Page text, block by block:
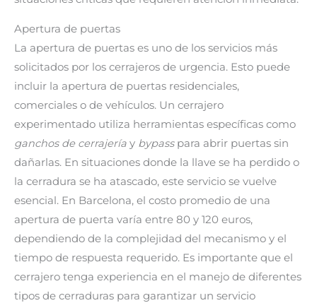
Apertura de puertas
La apertura de puertas es uno de los servicios más
solicitados por los cerrajeros de urgencia. Esto puede
incluir la apertura de puertas residenciales,
comerciales o de vehículos. Un cerrajero
experimentado utiliza herramientas específicas como
ganchos de cerrajería y bypasspara abrir puertas sin
dañarlas. En situaciones donde la llave se ha perdido o
la cerradura se ha atascado, este servicio se vuelve
esencial. En Barcelona, el costo promedio de una
apertura de puerta varía entre 80 y 120 euros,
dependiendo de la complejidad del mecanismo y el
tiempo de respuesta requerido. Es importante que el
cerrajero tenga experiencia en el manejo de diferentes
tipos de cerraduras para garantizar un servicio